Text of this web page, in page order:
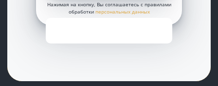
Нажимая на кнопку, Вы соглашаетесь с правилами
обработки персональных данных